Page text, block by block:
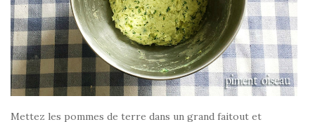
Mettez les pommes de terre dans un grand faitout et